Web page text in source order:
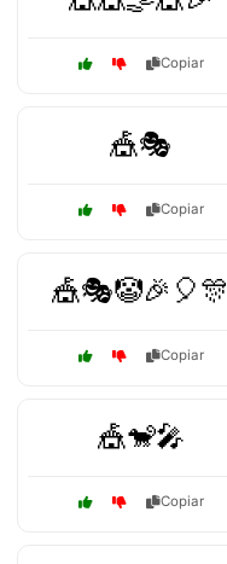
Copiar
🎪🎭
Copiar
🎪🎭🤡🎉🎈🎊
Copiar
🎪🐒🎤
Copiar